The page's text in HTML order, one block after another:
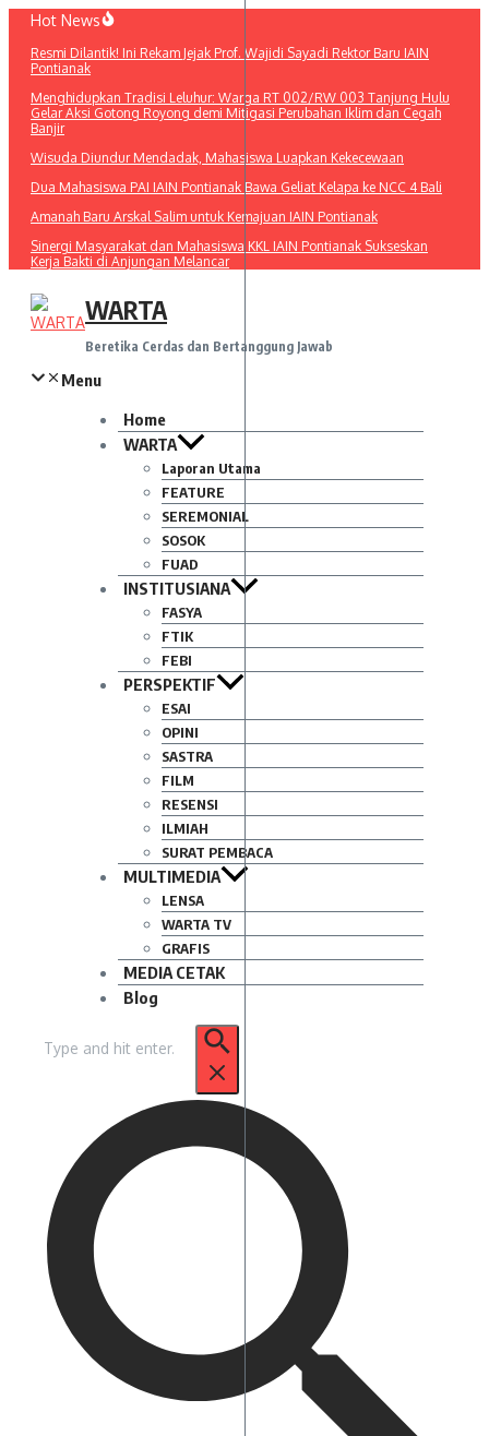
Lewati
konten
Hot News
Resmi Dilantik! Ini Rekam Jejak Prof. Wajidi Sayadi Rektor Baru IAIN
Pontianak
Menghidupkan Tradisi Leluhur: Warga RT 002/RW 003 Tanjung Hulu
Gelar Aksi Gotong Royong demi Mitigasi Perubahan Iklim dan Cegah
Banjir
Wisuda Diundur Mendadak, Mahasiswa Luapkan Kekecewaan
Dua Mahasiswa PAI IAIN Pontianak Bawa Geliat Kelapa ke NCC 4 Bali
Amanah Baru Arskal Salim untuk Kemajuan IAIN Pontianak
Sinergi Masyarakat dan Mahasiswa KKL IAIN Pontianak Sukseskan
Kerja Bakti di Anjungan Melancar
WARTA
Beretika Cerdas dan Bertanggung Jawab
Menu
Home
WARTA
Laporan Utama
FEATURE
SEREMONIAL
SOSOK
FUAD
INSTITUSIANA
FASYA
FTIK
FEBI
PERSPEKTIF
ESAI
OPINI
SASTRA
FILM
RESENSI
ILMIAH
SURAT PEMBACA
MULTIMEDIA
LENSA
WARTA TV
GRAFIS
MEDIA CETAK
Blog
untuk: